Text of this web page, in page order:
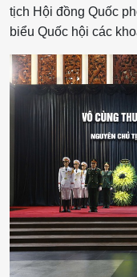
tịch Hội đồng Quốc
biểu Quốc hội các